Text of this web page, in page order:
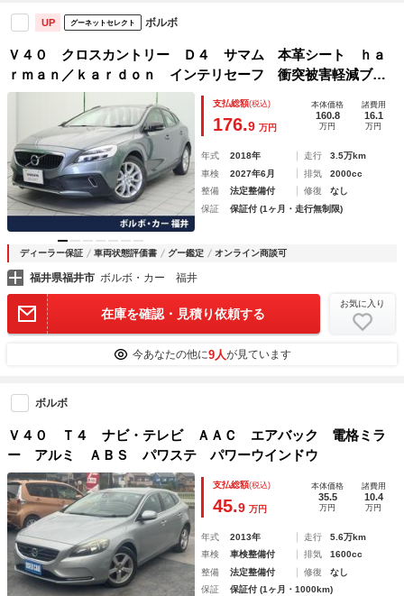
UP グーネットセレクト ボルボ
Ｖ４０ クロスカントリー Ｄ４ サマム 本革シート ｈａ
ｒｍａｎ／ｋａｒｄｏｎ インテリセーフ 衝突被害軽減ブレ
ーキ レーダークルーズ 禁煙車 シートヒーター メモリー
機能付パワーシート 純正ナビ バックカメラ Ｂｌｕｅｔｏ
ｏｔｈ
支払総額(税込)
176.9 万円
本体価格
160.8
万円
諸費用
16.1
万円
年式 2018年 走行
3.5万km
車検
2027年6月 排気
2000cc
整備
法定整備付 修復
なし
保証
保証付 (1ヶ月・走行無制限)
ディーラー保証 車両状態評価書 グー鑑定 オンライン商談可
福井県福井市 ボルボ・カー 福井
在庫を確認・見積り依頼する
お気に入り
今あなたの他に9人が見ています
ボルボ
Ｖ４０ Ｔ４ ナビ・テレビ ＡＡＣ エアバック 電格ミラ
ー アルミ ＡＢＳ パワステ パワーウインドウ
支払総額(税込)
45.9 万円
本体価格
35.5
万円
諸費用
10.4
万円
年式 2013年 走行
5.6万km
車検
車検整備付 排気
1600cc
整備
法定整備付 修復
なし
保証
保証付 (1ヶ月・1000km)